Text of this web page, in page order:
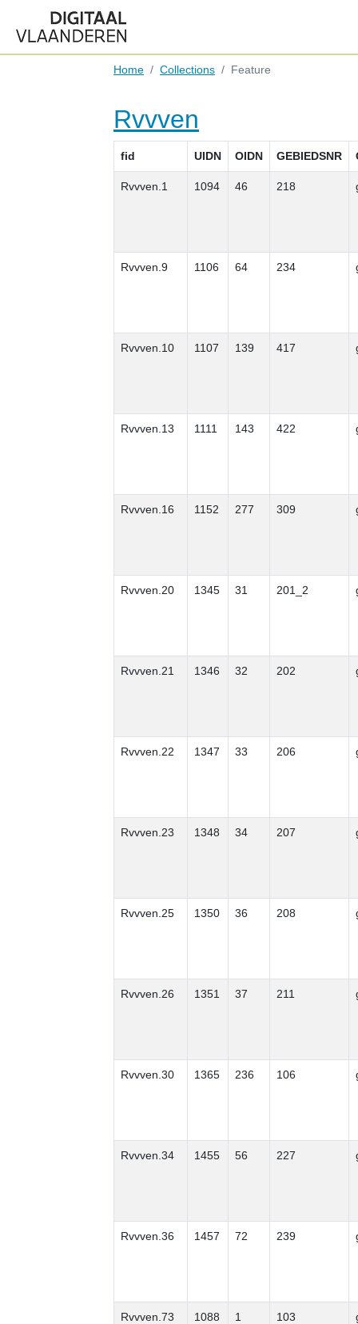
Home Collections Feature
Rvvven
fid UIDN OIDN GEBIEDSNR
Rvvven.1 1094 46 218
Rvvven.9 1106 64 234
Rvvven.10 1107 139 417
Rvvven.13 1111 143 422
Rvvven.16 1152 277 309
Rvvven.20 1345 31 201_2
Rvvven.21 1346 32 202
Rvvven.22 1347 33 206
Rvvven.23 1348 34 207
Rvvven.25 1350 36 208
Rvvven.26 1351 37 211
Rvvven.30 1365 236 106
Rvvven.34 1455 56 227
Rvvven.36 1457 72 239
Rvvven.73 1088 1 103